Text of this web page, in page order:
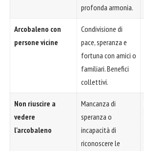
profonda armonia.
Arcobaleno con
persone vicine
Condivisione di
pace, speranza e
fortuna con amici o
familiari. Benefici
collettivi.
Non riuscire a
vedere
l'arcobaleno
Mancanza di
speranza o
incapacità di
riconoscere le